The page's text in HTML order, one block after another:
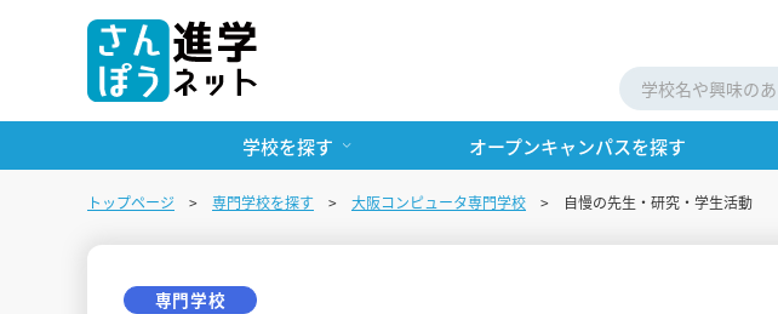
学校を探す オープンキャンパスを探す
トップページ 専門学校を探す 大阪コンピュータ専門学校 自慢の先生・研究・学生活動
専門学校